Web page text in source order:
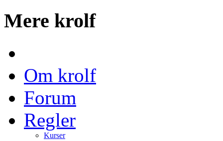
Mere krolf
Om krolf
Forum
Regler
Kurser